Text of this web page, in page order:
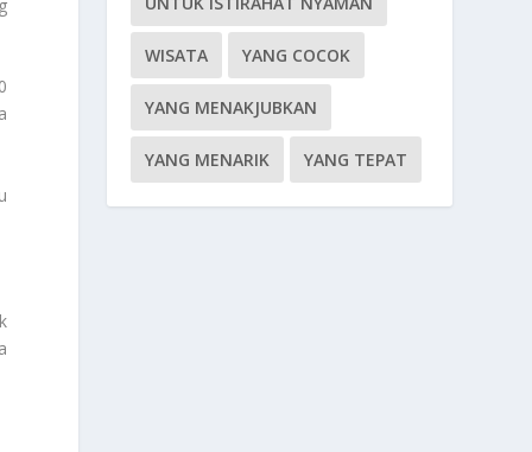
WISATA YANG COCOK
YANG MENAKJUBKAN
YANG MENARIK YANG TEPAT